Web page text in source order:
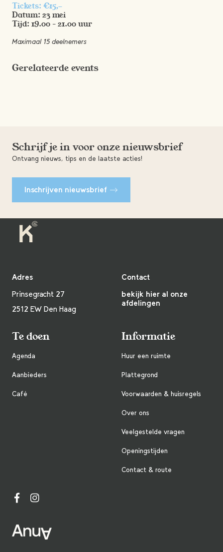
Tickets: €15,-
Datum: 23 mei
Tijd: 19.00 – 21.00 uur
Maximaal 15 deelnemers
Gerelateerde events
Schrijf je in voor onze nieuwsbrief
Ontvang nieuws, tips en de laatste acties!
Inschrijven nieuwsbrief
Adres
Prinsegracht 27
2512 EW Den Haag
Contact
bekijk hier al onze
afdelingen
Te doen
Agenda
Aanbieders
Café
Informatie
Huur een ruimte
Plattegrond
Voorwaarden & huisregels
Over ons
Veelgestelde vragen
Openingstijden
Contact & route